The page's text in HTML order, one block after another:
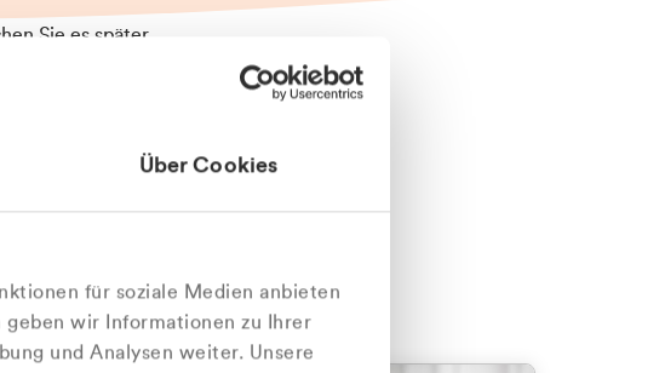
Über Cookies
für soziale Medien anbieten
geben wir Informationen zu Ihrer
und Analysen weiter. Unsere
Sie es später